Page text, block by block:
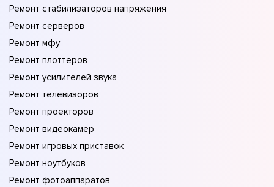
Ремонт стабилизаторов напряжения
Ремонт серверов
Ремонт мфу
Ремонт плоттеров
Ремонт усилителей звука
Ремонт телевизоров
Ремонт проекторов
Ремонт видеокамер
Ремонт игровых приставок
Ремонт ноутбуков
Ремонт фотоаппаратов